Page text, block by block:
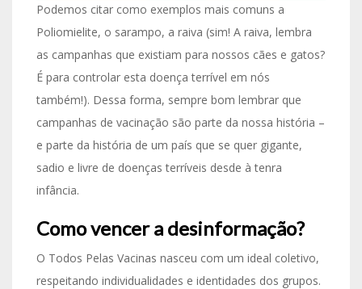
Podemos citar como exemplos mais comuns a
Poliomielite, o sarampo, a raiva (sim! A raiva, lembra
as campanhas que existiam para nossos cães e gatos?
É para controlar esta doença terrível em nós
também!). Dessa forma, sempre bom lembrar que
campanhas de vacinação são parte da nossa história –
e parte da história de um país que se quer gigante,
sadio e livre de doenças terríveis desde à tenra
infância.
Como vencer a desinformação?
O Todos Pelas Vacinas nasceu com um ideal coletivo,
respeitando individualidades e identidades dos grupos.